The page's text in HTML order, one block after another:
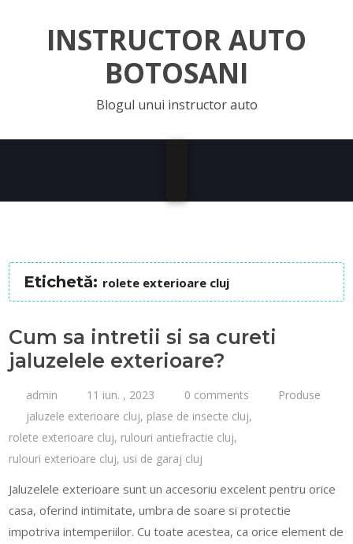
INSTRUCTOR AUTO
BOTOSANI
Blogul unui instructor auto
Etichetă: rolete exterioare cluj
Cum sa intretii si sa cureti
jaluzelele exterioare?
admin 11 iun. , 2023 0 comments
Produse
jaluzele exterioare cluj, plase de insecte cluj,
rolete exterioare cluj, rulouri antiefractie cluj,
rulouri exterioare cluj, usi de garaj cluj
Jaluzelele exterioare sunt un accesoriu excelent pentru orice
casa, oferind intimitate, umbra de soare si protectie
impotriva intemperiilor. Cu toate acestea, ca orice element de